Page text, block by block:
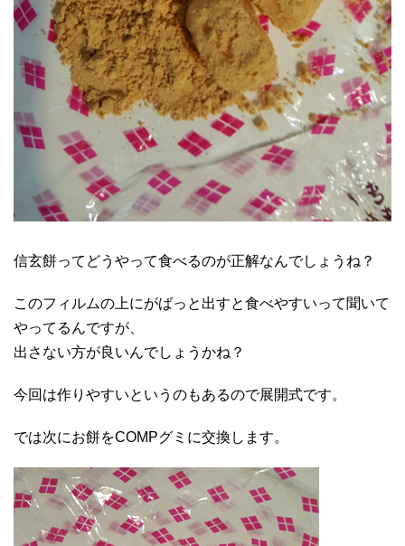
信玄餅ってどうやって食べるのが正解なんでしょうね？
このフィルムの上にがばっと出すと食べやすいって聞いて
やってるんですが、
出さない方が良いんでしょうかね？
今回は作りやすいというのもあるので展開式です。
では次にお餅をCOMPグミに交換します。